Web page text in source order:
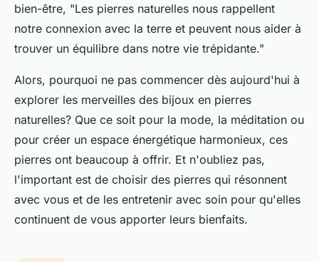
bien-être, "Les pierres naturelles nous rappellent
notre connexion avec la terre et peuvent nous aider à
trouver un équilibre dans notre vie trépidante."
Alors, pourquoi ne pas commencer dès aujourd'hui à
explorer les merveilles des bijoux en pierres
naturelles? Que ce soit pour la mode, la méditation ou
pour créer un espace énergétique harmonieux, ces
pierres ont beaucoup à offrir. Et n'oubliez pas,
l'important est de choisir des pierres qui résonnent
avec vous et de les entretenir avec soin pour qu'elles
continuent de vous apporter leurs bienfaits.